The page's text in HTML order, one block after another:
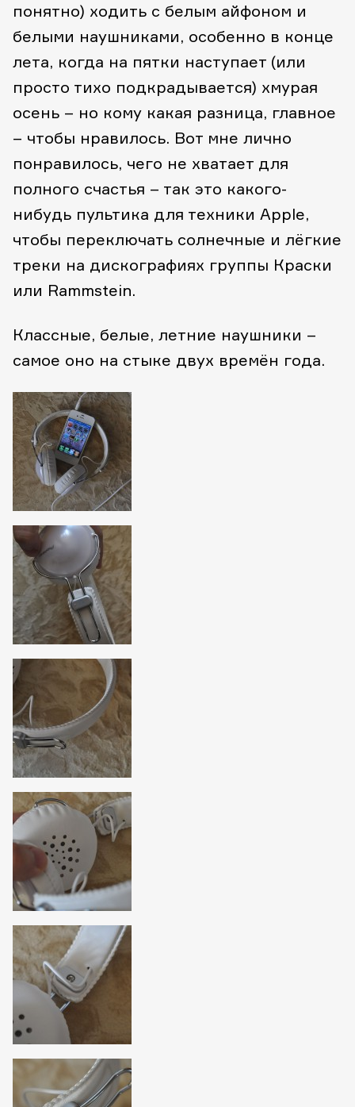
понятно) ходить с белым айфоном и
белыми наушниками, особенно в конце
лета, когда на пятки наступает (или
просто тихо подкрадывается) хмурая
осень – но кому какая разница, главное
– чтобы нравилось. Вот мне лично
понравилось, чего не хватает для
полного счастья – так это какого-
нибудь пультика для техники Apple,
чтобы переключать солнечные и лёгкие
треки на дискографиях группы Краски
или Rammstein.
Классные, белые, летние наушники –
самое оно на стыке двух времён года.